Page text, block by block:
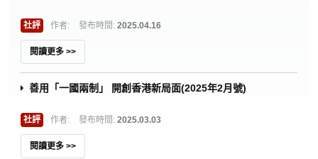
社評 作者: 發布時間: 2025.04.16
閱讀更多 >>
善用「一國兩制」 開創香港新局面(2025年2月號)
社評 作者: 發布時間: 2025.03.03
閱讀更多 >>